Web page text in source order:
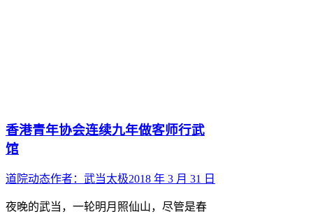
香港青年协会连续九年做客师行武
馆
道院动态作者： 武当太极2018 年 3 月 31 日
夜晚的武当，一轮明月照仙山，尽管是春